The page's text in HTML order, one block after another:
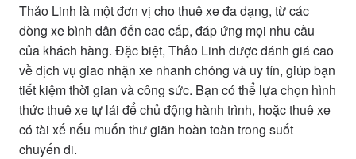
Thảo Linh là một đơn vị cho thuê xe đa dạng, từ các
dòng xe bình dân đến cao cấp, đáp ứng mọi nhu cầu
của khách hàng. Đặc biệt, Thảo Linh được đánh giá cao
về dịch vụ giao nhận xe nhanh chóng và uy tín, giúp bạn
tiết kiệm thời gian và công sức. Bạn có thể lựa chọn hình
thức thuê xe tự lái để chủ động hành trình, hoặc thuê xe
có tài xế nếu muốn thư giãn hoàn toàn trong suốt
chuyến đi.